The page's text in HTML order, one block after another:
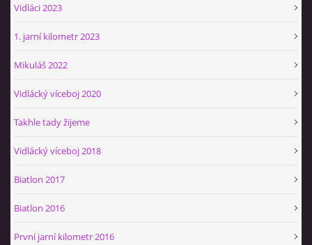
Vidláci 2023
1. jarní kilometr 2023
Mikuláš 2022
Vidlácký víceboj 2020
Takhle tady žijeme
Vidlácký víceboj 2018
Biatlon 2017
Biatlon 2016
První jarní kilometr 2016